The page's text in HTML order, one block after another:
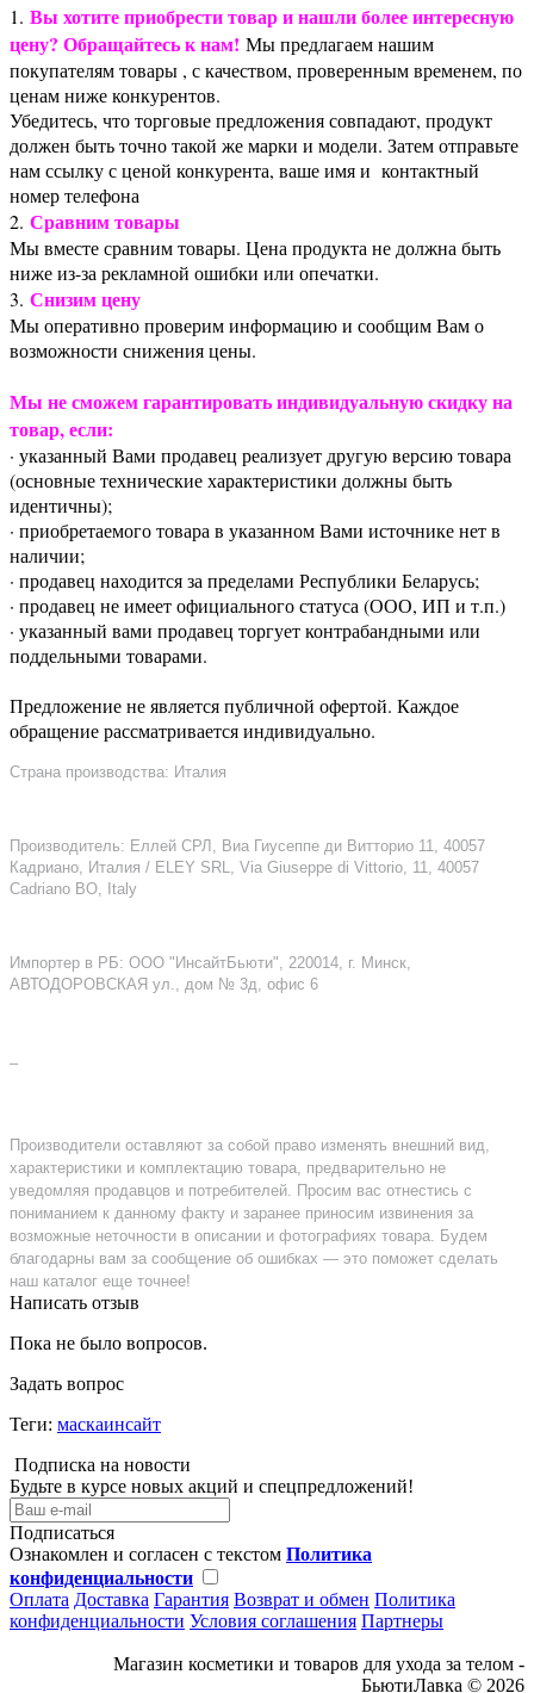
1. Вы хотите приобрести товар и нашли более интересную
цену? Обращайтесь к нам! Мы предлагаем нашим
покупателям товары , с качеством, проверенным временем, по
ценам ниже конкурентов.
Убедитесь, что торговые предложения совпадают, продукт
должен быть точно такой же марки и модели. Затем отправьте
нам ссылку с ценой конкурента, ваше имя и контактный
номер телефона
2. Сравним товары
Мы вместе сравним товары. Цена продукта не должна быть
ниже из-за рекламной ошибки или опечатки.
3. Снизим цену
Мы оперативно проверим информацию и сообщим Вам о
возможности снижения цены.
Мы не сможем гарантировать индивидуальную скидку на
товар, если:
· указанный Вами продавец реализует другую версию товара
(основные технические характеристики должны быть
идентичны);
· приобретаемого товара в указанном Вами источнике нет в
наличии;
· продавец находится за пределами Республики Беларусь;
· продавец не имеет официального статуса (ООО, ИП и т.п.)
· указанный вами продавец торгует контрабандными или
поддельными товарами.
Предложение не является публичной офертой. Каждое
обращение рассматривается индивидуально.
Страна производства: Италия
Производитель: Еллей СРЛ, Виа Гиусеппе ди Витторио 11, 40057
Кадриано, Италия / ELEY SRL, Via Giuseppe di Vittorio, 11, 40057
Cadriano BO, Italy
Импортер в РБ: ООО "ИнсайтБьюти", 220014, г. Минск,
АВТОДОРОВСКАЯ ул., дом № 3д, офис 6
–
Производители оставляют за собой право изменять внешний вид,
характеристики и комплектацию товара, предварительно не
уведомляя продавцов и потребителей. Просим вас отнестись с
пониманием к данному факту и заранее приносим извинения за
возможные неточности в описании и фотографиях товара. Будем
благодарны вам за сообщение об ошибках — это поможет сделать
наш каталог еще точнее!
Написать отзыв
Пока не было вопросов.
Задать вопрос
Теги: маскаинсайт
Подписка на новости
Будьте в курсе новых акций и спецпредложений!
Подписаться
Ознакомлен и согласен с текстом Политика
конфиденциальности
Оплата Доставка Гарантия Возврат и обмен Политика
конфиденциальности Условия соглашения Партнеры
Магазин косметики и товаров для ухода за телом -
БьютиЛавка © 2026